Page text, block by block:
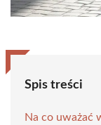
Spis treści
Na co uważać